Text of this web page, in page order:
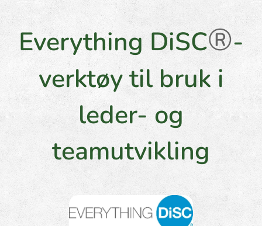
Everything DiSC®-
verktøy til bruk i
leder- og
teamutvikling